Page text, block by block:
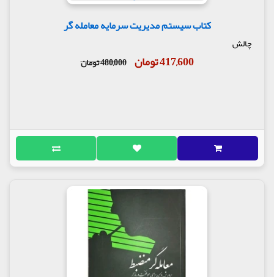
کتاب سیستم مدیریت سرمایه معامله گر
چالش
417,600 تومان 480,000 تومان